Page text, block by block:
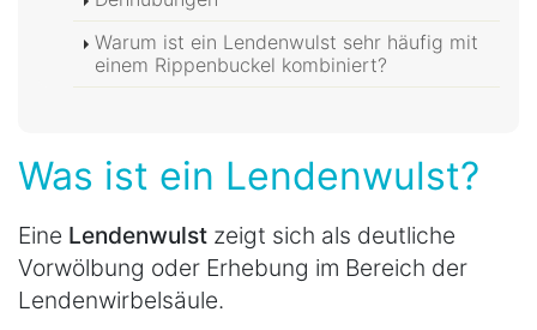
Warum ist ein Lendenwulst sehr häufig mit
einem Rippenbuckel kombiniert?
Was ist ein Lendenwulst?
Eine Lendenwulst zeigt sich als deutliche
Vorwölbung oder Erhebung im Bereich der
Lendenwirbelsäule.